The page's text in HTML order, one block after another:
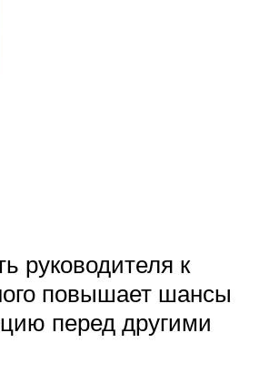
руководителя к
повышает шансы
перед другими